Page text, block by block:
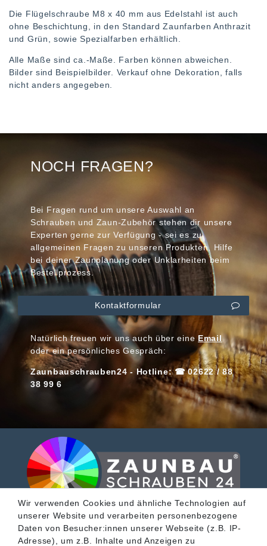
Die Flügelschraube M8 x 40 mm aus Edelstahl ist auch
ohne Beschichtung, in den Standard Zaunfarben Anthrazit
und Grün, sowie Spezialfarben erhältlich.
Alle Maße sind ca.-Maße. Farben können abweichen.
Bilder sind Beispielbilder. Verkauf ohne Dekoration, falls
nicht anders angegeben.
NOCH FRAGEN?
Bei Fragen rund um unsere Auswahl an
Schrauben und Zaun-Zubehör stehen dir unsere
Experten gerne zur Verfügung - sei es zu
allgemeinen Fragen zu unseren Produkten, Hilfe
bei deiner Zaunplanung oder Unklarheiten beim
Bestellprozess.
Kontaktformular
Natürlich freuen wir uns auch über eineEmail
oder ein persönliches Gespräch:
Zaunbauschrauben24 - Hotline: ☎ 02622 / 88
38 99 6
SERVICE
Wir verwenden Cookies und ähnliche Technologien auf
unserer Website und verarbeiten personenbezogene
Daten von Besucher:innen unserer Webseite (z.B. IP-
Adresse), um z.B. Inhalte und Anzeigen zu